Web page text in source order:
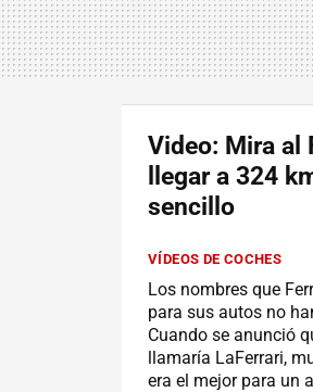
Video: Mira al
llegar a 324
sencillo
VÍDEOS DE COCHES
Los nombres que
para sus autos no
Cuando se anunció
llamaría LaFerrari,
era el mejor para un